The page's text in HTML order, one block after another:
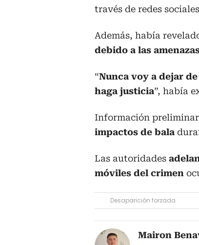
través de redes
Además, había
debido a las
“Nunca voy a dejar
haga justicia”, había
Información
impactos de bala
Las autoridades
móviles del crimen
Desaparición forzada
Mairon